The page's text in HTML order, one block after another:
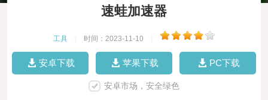
速蛙加速器
工具 时间：2023-11-10
安卓下载 苹果下载 PC下载
安卓市场，安全绿色